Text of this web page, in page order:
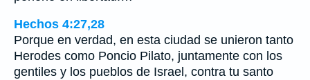
Hechos 4:27,28
Porque en verdad, en esta ciudad se unieron tanto
Herodes como Poncio Pilato, juntamente con los
gentiles y los pueblos de Israel, contra tu santo